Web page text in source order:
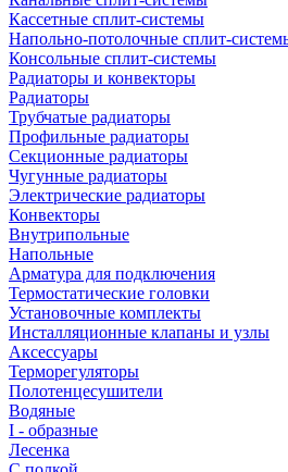
Кассетные сплит-системы
Напольно-потолочные сплит-
Консольные сплит-системы
Радиаторы и конвекторы
Радиаторы
Трубчатые радиаторы
Профильные радиаторы
Секционные радиаторы
Чугунные радиаторы
Электрические радиаторы
Конвекторы
Внутрипольные
Напольные
Арматура для подключения
Термостатические головки
Установочные комплекты
Инсталляционные клапаны и узлы
Аксессуары
Терморегуляторы
Полотенцесушители
Водяные
I - образные
Лесенка